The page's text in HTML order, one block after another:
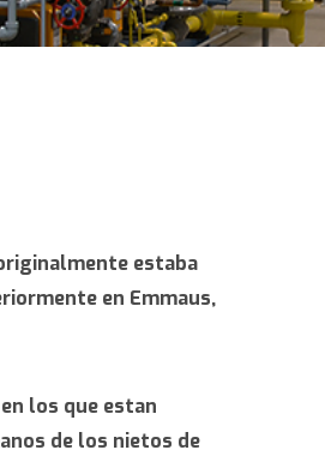
estaba
en Emmaus,
los que estan
de los nietos de